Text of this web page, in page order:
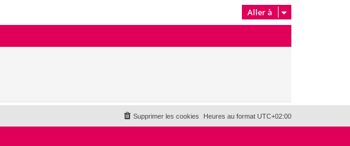
Aller à
Heures au format UTC+02:00
Supprimer les cookies